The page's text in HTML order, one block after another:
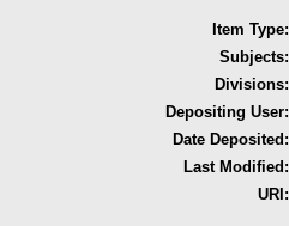
Item Type:
Subjects:
Divisions:
Depositing User:
Date Deposited:
Last Modified:
URI: